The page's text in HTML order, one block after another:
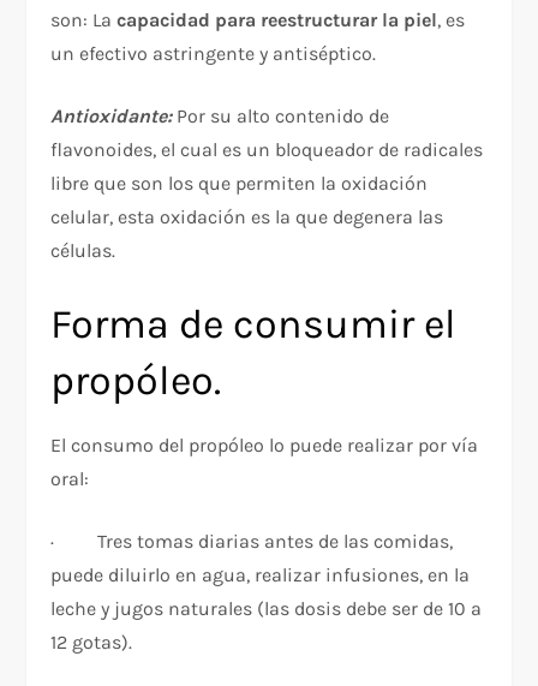
son: Lacapacidad para reestructurar la piel, es
un efectivo astringente y antiséptico.
Antioxidante:Por su alto contenido de
flavonoides, el cual es un bloqueador de radicales
libre que son los que permiten la oxidación
celular, esta oxidación es la que degenera las
células.
Forma de consumir el
propóleo.
El consumo del propóleo lo puede realizar por vía
oral:
· Tres tomas diarias antes de las comidas,
puede diluirlo en agua, realizar infusiones, en la
leche y jugos naturales (las dosis debe ser de 10 a
12 gotas).